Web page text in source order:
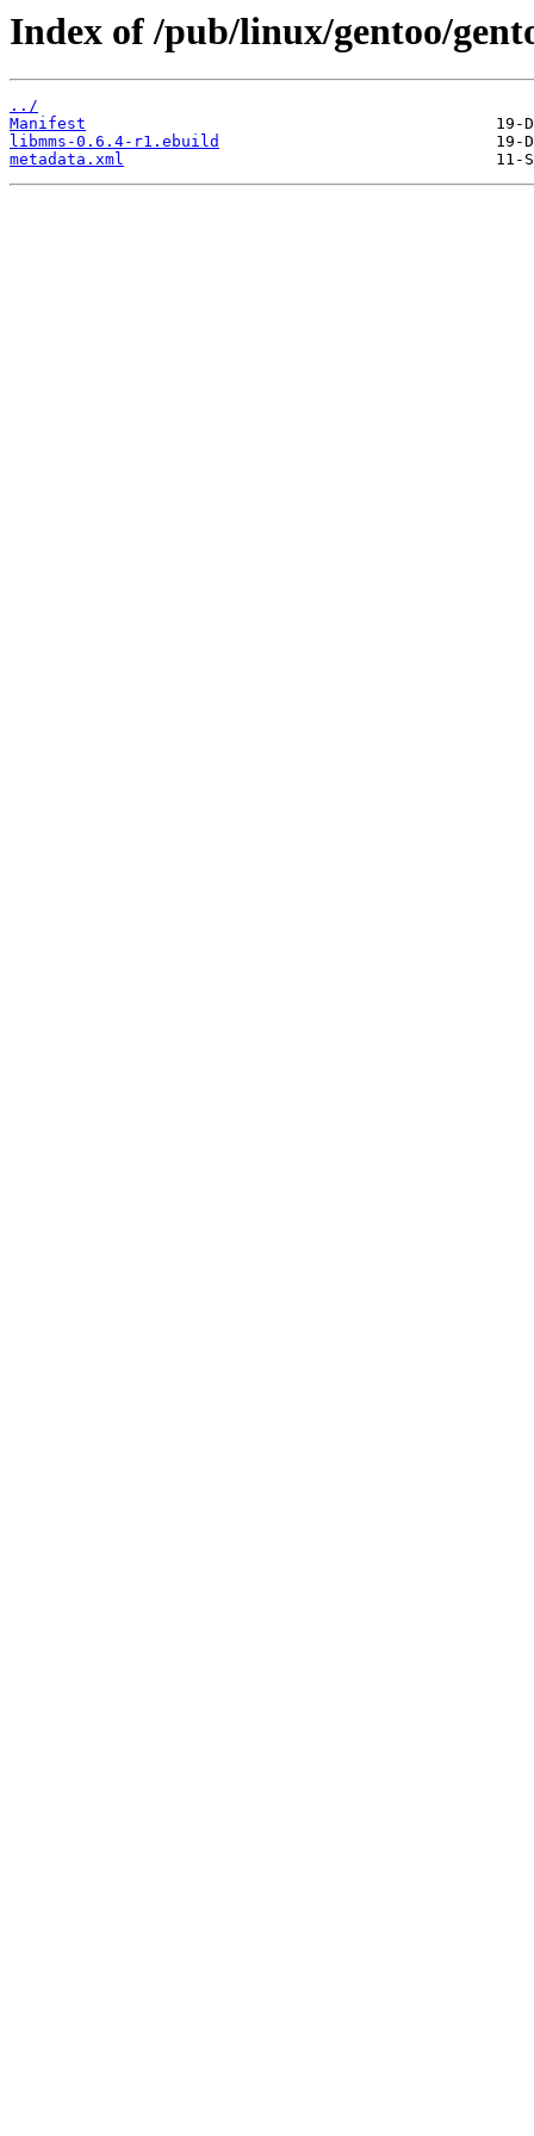
Index of /pub/linux/gentoo/
../
Manifest
libmms-0.6.4-r1.ebuild
metadata.xml